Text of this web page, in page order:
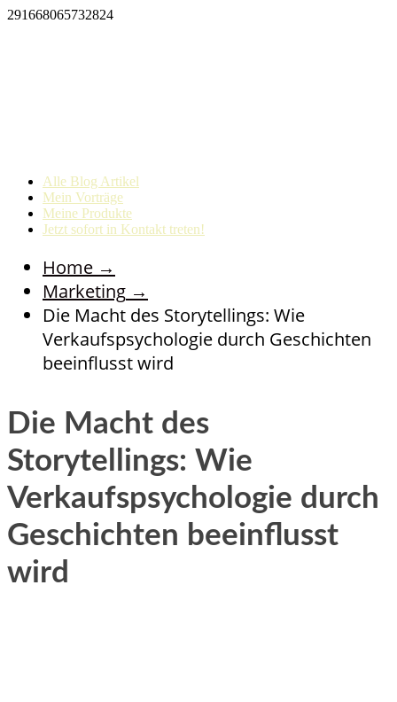
291668065732824
Alle Blog Artikel
Mein Vorträge
Meine Produkte
Jetzt sofort in Kontakt treten!
Home →
Marketing →
Die Macht des Storytellings: Wie
Verkaufspsychologie durch Geschichten
beeinflusst wird
Die Macht des
Storytellings: Wie
Verkaufspsychologie durch
Geschichten beeinflusst
wird